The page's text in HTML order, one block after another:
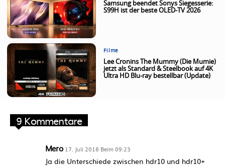
Samsung beendet Sonys Siegesserie:
S99H ist der beste OLED-TV 2026
Filme
Lee Cronins The Mummy (Die Mumie)
jetzt als Standard & Steelbook auf 4K
Ultra HD Blu-ray bestellbar (Update)
9 Kommentare
Mero 17. Juli 2018 Beim 09:23
Ja die Unterschiede zwischen hdr10 und hdr10+